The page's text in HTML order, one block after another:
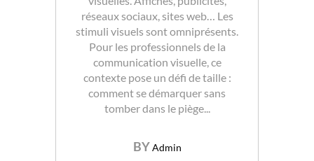
réseaux sociaux, sites web… Les
stimuli visuels sont omniprésents.
Pour les professionnels de la
communication visuelle, ce
contexte pose un défi de taille :
comment se démarquer sans
tomber dans le piège...
BYAdmin